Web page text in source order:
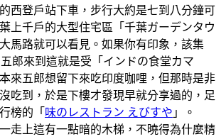
西登戶站下車，步行大約是七到八分鐘可
上千戶的大型住宅區「千葉ガーデンタウ
馬路就可以看見。如果你有印象，該集
郎來到這就是受「インドの食堂カマ
來五郎想留下來吃印度咖哩，但那時是非
吃到，於是下樓才發現早就分享過的，足
榜的「 味のレストラン えびすや 」。
走上這有一點暗的木梯，不曉得為什麼精